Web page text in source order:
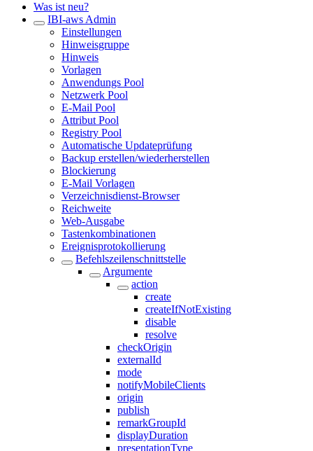
Was ist neu?
IBI-aws Admin
Einstellungen
Hinweisgruppe
Hinweis
Vorlagen
Anwendungs Pool
Netzwerk Pool
E-Mail Pool
Attribut Pool
Registry Pool
Automatische Updateprüfung
Backup erstellen/wiederherstellen
Blockierung
E-Mail Vorlagen
Verzeichnisdienst-Browser
Reichweite
Web-Ausgabe
Tastenkombinationen
Ereignisprotokollierung
Befehlszeilenschnittstelle
Argumente
action
create
createIfNotExisting
disable
resolve
checkOrigin
externalId
mode
notifyMobileClients
origin
publish
remarkGroupId
displayDuration
presentationType